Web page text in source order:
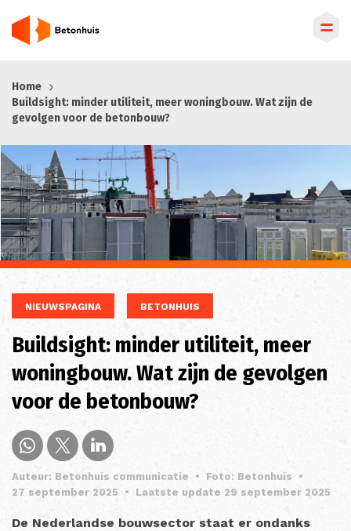
en
naar
de
inhoud
gaan
Home
Buildsight: minder utiliteit, meer woningbouw. Wat zijn de
gevolgen voor de betonbouw?
NIEUWSPAGINA BETONHUIS
Buildsight: minder utiliteit, meer
woningbouw. Wat zijn de gevolgen
voor de betonbouw?
Auteur: Betonhuis communicatie • Foto: Betonhuis
•
27 september 2025
• Laatste update 29 september 2025
De Nederlandse bouwsector staat er ondanks